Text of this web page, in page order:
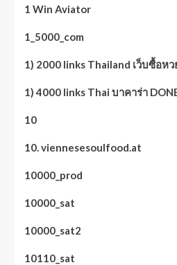
1 Win Aviator
1_5000_com
1) 2000 links Thailand เว็บซื้อหว
1) 4000 links Thai บาคาร่า
10
10. viennesesoulfood.at
10000_prod
10000_sat
10000_sat2
10110_sat